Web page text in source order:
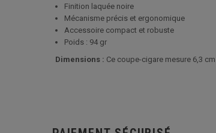
Finition laquée noire
Mécanisme précis et ergonomique
Accessoire compact et robuste
Poids : 94 gr
Dimensions : Ce coupe-cigare mesure 6,3